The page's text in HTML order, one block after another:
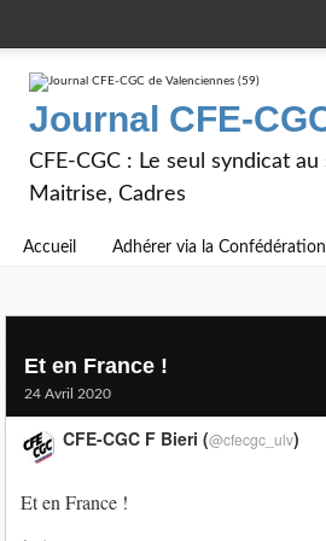
Journal CFE-
CFE-CGC : Le seul syndicat
Maitrise, Cadres
Accueil Adhérer via la Confédération
Et en France !
24 Avril 2020
Et en France !
CFE-CGC F Bieri (@cfecgc_ulv)